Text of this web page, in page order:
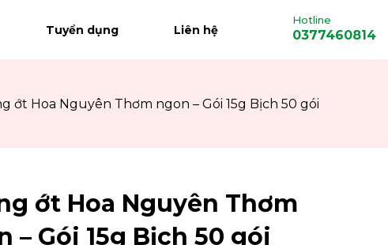
Tuyển dụng Liên hệ
Hotline
0377460814
ớt Hoa Nguyên Thơm ngon – Gói 15g Bịch 50 gói
ớt Hoa Nguyên Thơm
– Gói 15g Bịch 50 gói